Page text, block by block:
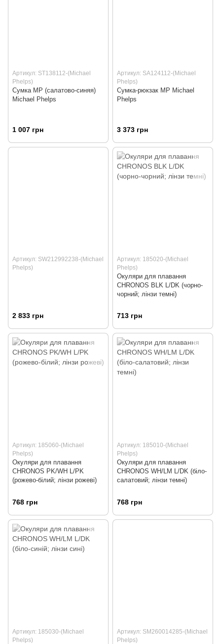
Артикул: ST138112-(Michael
Phelps)
Сумка MP (салатово-синяя)
Michael Phelps
1 007 грн
Артикул: SA124112-(Michael
Phelps)
Сумка-рюкзак MP Michael
Phelps
3 373 грн
Артикул: SW212992238-(Michael
Phelps)
2 833 грн
Артикул: 185020-(Michael
Phelps)
Окуляри для плавання
CHRONOS BLK L/DK (чорно-
чорний; лінзи темні)
713 грн
Артикул: 185060-(Michael
Phelps)
Окуляри для плавання
CHRONOS PK/WH L/PK
(рожево-білий; лінзи рожеві)
768 грн
Артикул: 185010-(Michael
Phelps)
Окуляри для плавання
CHRONOS WH/LM L/DK (біло-
салатовий; лінзи темні)
768 грн
Артикул: 185030-(Michael
Phelps)
Артикул: SM260014285-(Michael
Phelps)